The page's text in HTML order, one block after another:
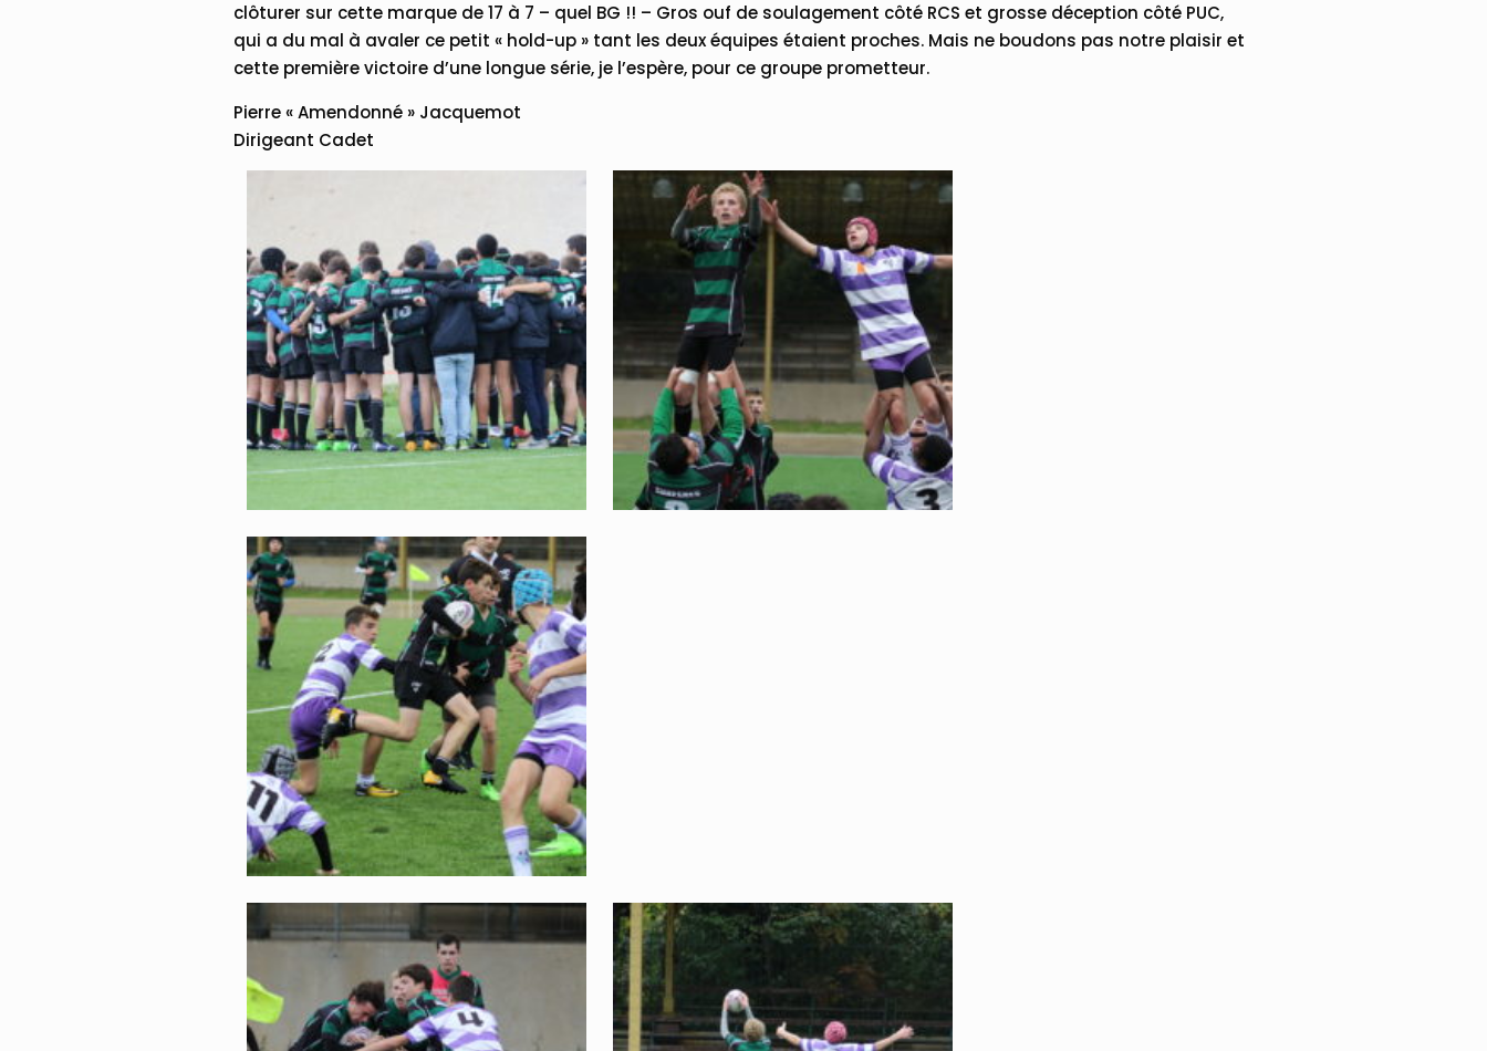
clôturer sur cette marque de 17 à 7 – quel BG !! – Gros ouf de soulagement côté RCS et grosse déception côté PUC,
qui a du mal à avaler ce petit « hold-up » tant les deux équipes étaient proches. Mais ne boudons pas notre plaisir et
cette première victoire d’une longue série, je l’espère, pour ce groupe prometteur.
Pierre « Amendonné » Jacquemot
Dirigeant Cadet